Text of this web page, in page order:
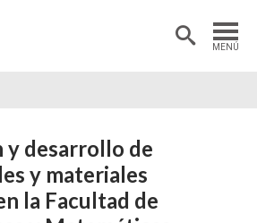
MENÚ
y desarrollo de
y materiales
la Facultad de